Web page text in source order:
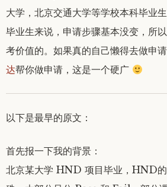
大学，北京交通大学等学校本科毕业
毕业生来说，申请步骤基本没变，所
考价值的。如果真的自己懒得去做申
达帮你做申请，这是一个硬广
以下是最早的原文：
首先报一下我的背景：
北京某大学 HND 项目毕业，HND